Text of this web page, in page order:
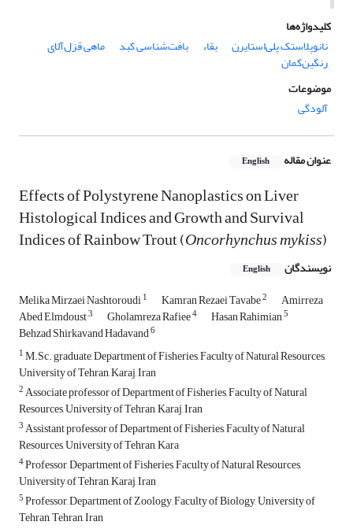
کلیدواژه‌ها
نانوپلاستک پلی‌استایرن
بقاء بافت‌شناسی کبد ماهی قزل‌آلای
رنگین‌کمان
موضوعات
آلودگی
عنوان مقاله English
Effects of Polystyrene Nanoplastics on Liver
Histological Indices and Growth and Survival
Indices of Rainbow Trout (Oncorhynchus mykiss)
نویسندگان English
Melika Mirzaei Nashtoroudi1 Kamran Rezaei Tavabe2 Amirreza
Abed Elmdoust3 Gholamreza Rafiee4 Hasan Rahimian5
Behzad Shirkavand Hadavand6
1M.Sc. graduate, Department of Fisheries, Faculty of Natural Resources,
University of Tehran, Karaj, Iran
2Associate professor of Department of Fisheries, Faculty of Natural
Resources, University of Tehran, Karaj, Iran
3Assistant professor of Department of Fisheries, Faculty of Natural
Resources, University of Tehran, Kara
4Professor, Department of Fisheries, Faculty of Natural Resources,
University of Tehran, Karaj, Iran
5Professor, Department of Zoology, Faculty of Biology, University of
Tehran, Tehran, Iran